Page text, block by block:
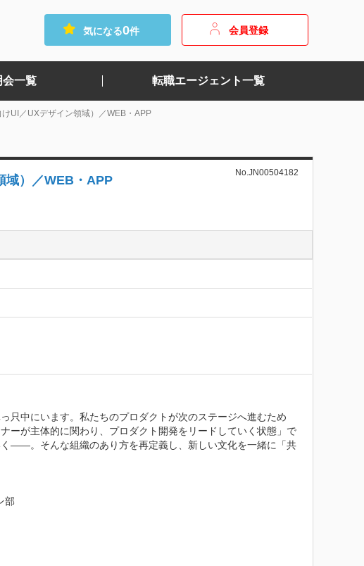
気になる0件 会員登録
会一覧 転職エージェント一覧
UI／UXデザイン領域）／WEB・APP
域）／WEB・APP
No.JN00504182
只中にいます。私たちのプロダクトが次のステージへ進むため
ーが主体的に関わり、プロダクト開発をリードしていく状態」で
――。そんな組織のあり方を再定義し、新しい文化を一緒に「共
部